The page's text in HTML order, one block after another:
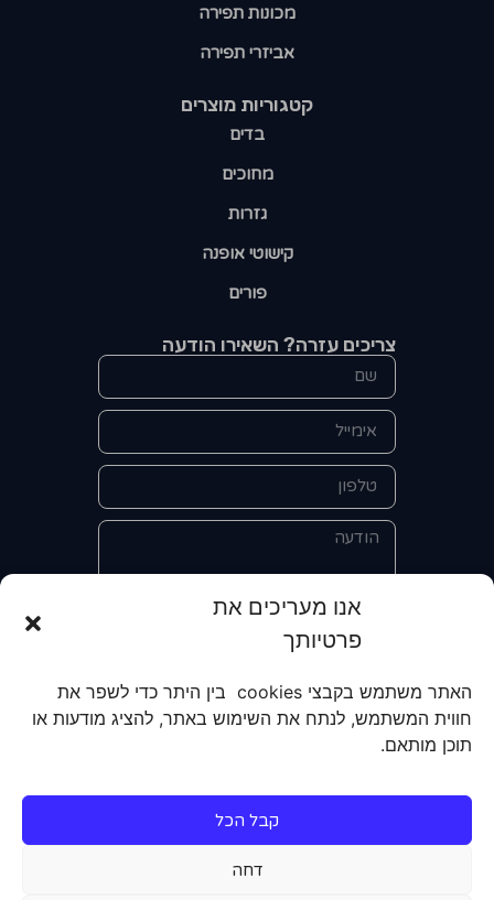
אנו מעריכים את
פרטיותך
האתר משתמש בקבצי cookies בין היתר כדי לשפר את
חווית המשתמש, לנתח את השימוש באתר, להציג מודעות או
תוכן מותאם.
קבל הכל
דחה
קטגוריות מוצרים​
בדים
מחוכים
גזרות
קישוטי אופנה
פורים
מכונות תפירה
אביזרי תפירה
צריכים עזרה? השאירו הודעה
אני מאשר/ת את מסירת הפרטים
קבלת מידע על מוצרים, שירותים, מועדון
לקוחות. אני מודע/ת שאוכל לבטל את
הרישום שלי בכל עת ושעל מסירת הפרטים